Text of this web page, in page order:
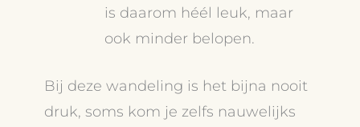
is daarom héél leuk, maar
ook minder belopen.
Bij deze wandeling is het bijna nooit
druk, soms kom je zelfs nauwelijks